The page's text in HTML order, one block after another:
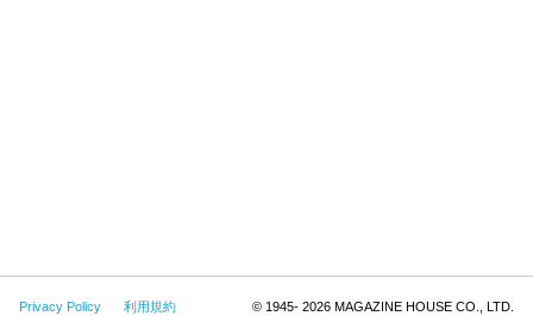
Privacy Policy 利用規約 © 1945- 2026 MAGAZINE HOUSE CO., LTD.